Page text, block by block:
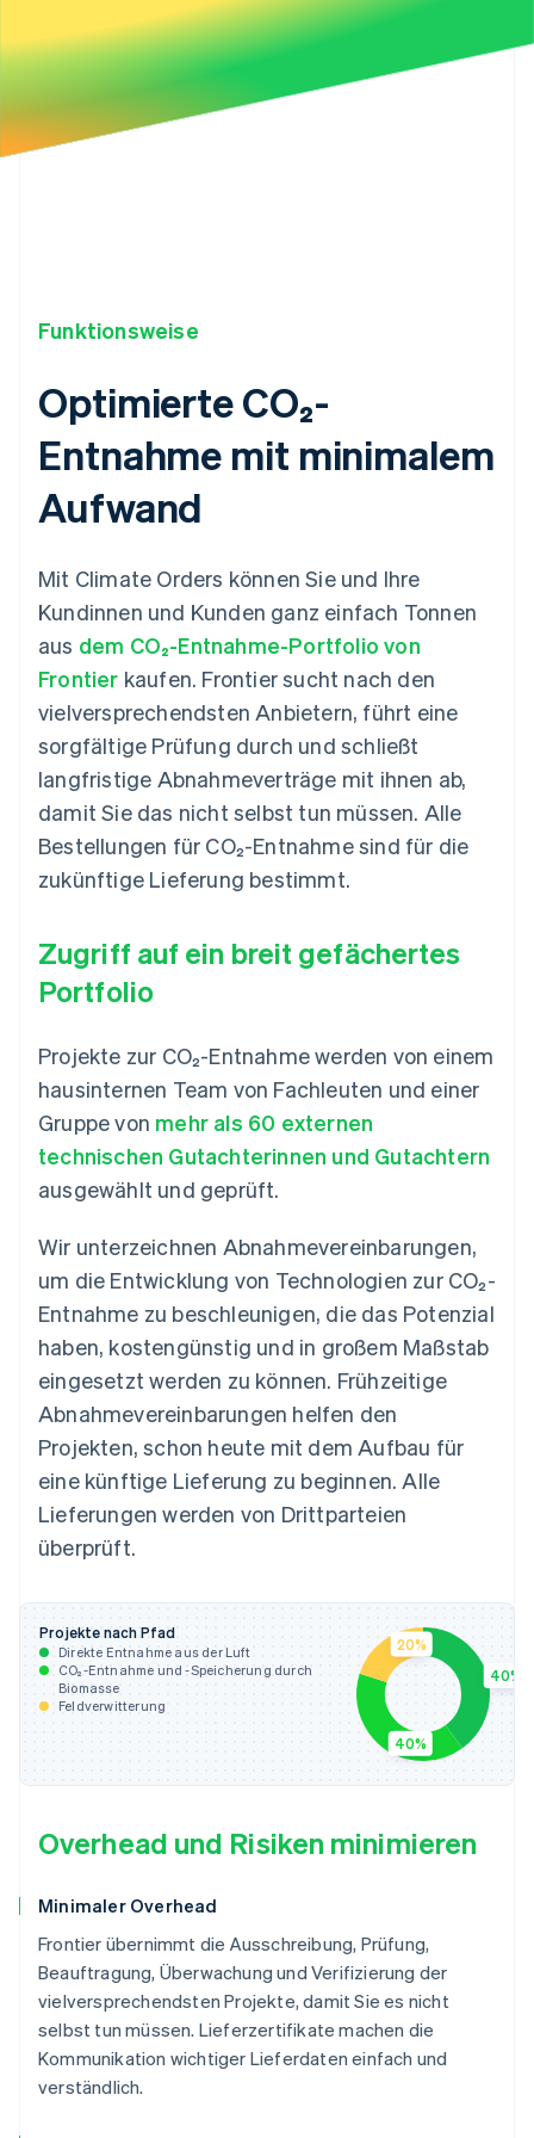
31
33
34
"expected_delivery_year": 2027,
"livemode": true,
"metadata": {},
"1.25",
"product":
Funktionsweise
Optimierte CO₂-
Entnahme mit minimalem
Aufwand
Mit Climate Orders können Sie und Ihre
Kundinnen und Kunden ganz einfach Tonnen
aus dem CO₂-Entnahme-Portfolio von
Frontier kaufen. Frontier sucht nach den
vielversprechendsten Anbietern, führt eine
sorgfältige Prüfung durch und schließt
langfristige Abnahmeverträge mit ihnen ab,
damit Sie das nicht selbst tun müssen. Alle
Bestellungen für CO₂-Entnahme sind für die
zukünftige Lieferung bestimmt.
Zugriff auf ein breit gefächertes
Portfolio
Projekte zur CO₂-Entnahme werden von einem
hausinternen Team von Fachleuten und einer
Gruppe von mehr als 60 externen
technischen Gutachterinnen und Gutachtern
ausgewählt und geprüft.
Wir unterzeichnen Abnahmevereinbarungen,
um die Entwicklung von Technologien zur CO₂-
Entnahme zu beschleunigen, die das Potenzial
haben, kostengünstig und in großem Maßstab
eingesetzt werden zu können. Frühzeitige
Abnahmevereinbarungen helfen den
Projekten, schon heute mit dem Aufbau für
eine künftige Lieferung zu beginnen. Alle
Lieferungen werden von Drittparteien
überprüft.
Projekte nach Pfad
Direkte Entnahme aus der Luft
CO₂-Entnahme und -Speicherung durch
Biomasse
Feldverwitterung
40%
40%
20%
Overhead und Risiken minimieren
Minimaler Overhead
Frontier übernimmt die Ausschreibung, Prüfung,
Beauftragung, Überwachung und Verifizierung der
vielversprechendsten Projekte, damit Sie es nicht
selbst tun müssen. Lieferzertifikate machen die
Kommunikation wichtiger Lieferdaten einfach und
verständlich.